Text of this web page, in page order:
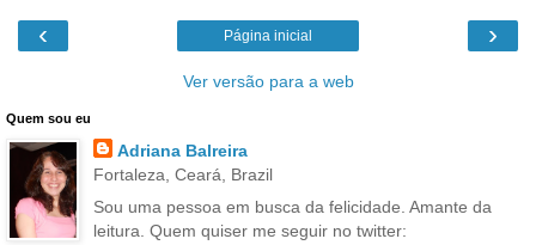
‹ ›
Página inicial
Ver versão para a web
Quem sou eu
Adriana Balreira
Fortaleza, Ceará, Brazil
Sou uma pessoa em busca da felicidade. Amante da
leitura. Quem quiser me seguir no twitter: